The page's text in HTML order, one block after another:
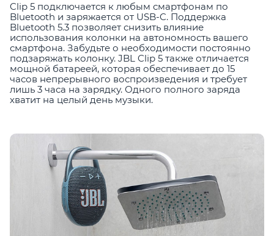
Clip 5 подключается к любым смартфонам по
Bluetooth и заряжается от USB-C. Поддержка
Bluetooth 5.3 позволяет снизить влияние
использования колонки на автономность вашего
смартфона. Забудьте о необходимости постоянно
подзаряжать колонку. JBL Clip 5 также отличается
мощной батареей, которая обеспечивает до 15
часов непрерывного воспроизведения и требует
лишь 3 часа на зарядку. Одного полного заряда
хватит на целый день музыки.